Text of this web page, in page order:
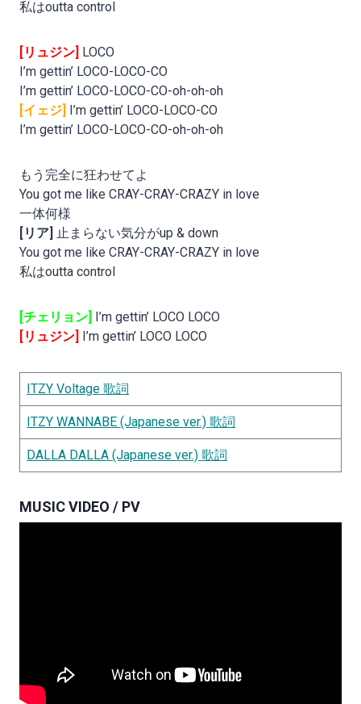
私はoutta control
[リュジン]
LOCO
I’m gettin’ LOCO-LOCO-CO
I’m gettin’ LOCO-LOCO-CO-oh-oh-oh
[イェジ]
I’m gettin’ LOCO-LOCO-CO
I’m gettin’ LOCO-LOCO-CO-oh-oh-oh
もう完全に狂わせてよ
You got me like CRAY-CRAY-CRAZY in love
一体何様
[リア] 止まらない気分がup & down
You got me like CRAY-CRAY-CRAZY in love
私はoutta control
[チェリョン]
I’m gettin’ LOCO LOCO
[リュジン]
I’m gettin’ LOCO LOCO
ITZY Voltage 歌詞
ITZY WANNABE (Japanese ver.) 歌詞
DALLA DALLA (Japanese ver.) 歌詞
MUSIC VIDEO / PV